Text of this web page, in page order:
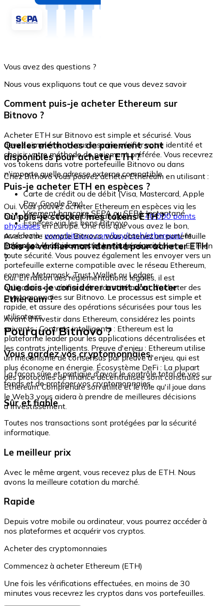
Vous avez des questions ?
Nous vous expliquons tout ce que vous devez savoir
Comment puis-je acheter Ethereum sur
Bitnovo ?
Acheter ETH sur Bitnovo est simple et sécurisé. Vous
devez simplement vous inscrire, vérifier votre identité et
choisir votre méthode de paiement préférée. Vous recevrez
vos tokens dans votre portefeuille Bitnovo ou dans
n'importe quelle adresse externe compatible.
Quelles méthodes de paiement sont
disponibles pour acheter ETH ?
Chez Bitnovo vous pouvez acheter Ethereum en utilisant :
Carte de crédit ou de débit (Visa, Mastercard, Apple
Pay, Google Pay)
Virement bancaire SEPA ou SEPA Instantané
Espèces via les bons Bitnovo
Puis-je acheter ETH en espèces ?
Oui. Vous pouvez acheter Ethereum en espèces via les
bons Bitnovo, disponibles dans plus de40 000 points
physiquesen Europe. Une fois que vous avez le bon,
accédez à : www.bitnovo.com/buy/cash/ethereum/et
échangez-le rapidement et en toute sécurité.
Où puis-je stocker mes tokens ETH ?
Avec votre compte Bitnovo, vous obtenez un portefeuille
intégré où vous pouvez stocker et gérer vos tokens ETH en
toute sécurité. Vous pouvez également les envoyer vers un
portefeuille externe compatible avec le réseau Ethereum,
comme Metamask, Trust Wallet ou Ledger.
Dois-je vérifier mon identité pour acheter ETH
?
Oui. En raison des réglementations légales, il est
obligatoire de vérifier votre identité avant d'acheter des
cryptomonnaies sur Bitnovo. Le processus est simple et
rapide, et assure des opérations sécurisées pour tous les
utilisateurs.
Que dois-je considérer avant d'acheter
Ethereum ?
Avant d'investir dans Ethereum, considérez les points
suivants : Contrats intelligents : Ethereum est la
plateforme leader pour les applications décentralisées et
les contrats intelligents. Preuve d'enjeu : Ethereum utilise
un mécanisme de consensus par preuve d'enjeu, qui est
plus économe en énergie. Écosystème DeFi : La plupart
des protocoles de finance décentralisée sont construits sur
Ethereum. Comprendre son utilité et le rôle qu'il joue dans
le Web3 vous aidera à prendre de meilleures décisions
d'investissement.
Pourquoi Bitnovo ?
Vous gardez vos cryptomonnaies
La façon sûre et pratique d'avoir le contrôle total de vos
fonds et de protéger vos cryptomonnaies.
Sûr et fiable
Toutes nos transactions sont protégées par la sécurité
informatique.
Le meilleur prix
Avec le même argent, vous recevez plus de ETH. Nous
avons la meilleure cotation du marché.
Rapide
Depuis votre mobile ou ordinateur, vous pourrez accéder à
nos plateformes et acquérir vos cryptos.
Acheter des cryptomonnaies
Commencez à acheter Ethereum (ETH)
Une fois les vérifications effectuées, en moins de 30
minutes vous recevrez les cryptos dans vos portefeuilles.